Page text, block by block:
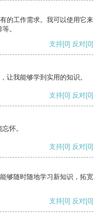
的工作需求。我可以使用它来
。
支持[0] 反对[0]
让我能够学到实用的知识。
支持[0] 反对[0]
怀。
支持[0] 反对[0]
够随时随地学习新知识，拓宽
支持[0] 反对[0]